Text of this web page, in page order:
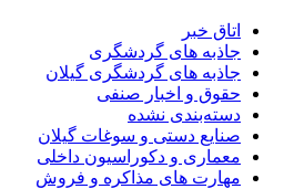
اتاق خبر
جاذبه های گردشگری
جاذبه های گردشگری گیلان
حقوق و اخبار صنفی
دسته‌بندی نشده
صنایع دستی و سوغات گیلان
معماری و دکوراسیون داخلی
مهارت های مذاکره و فروش